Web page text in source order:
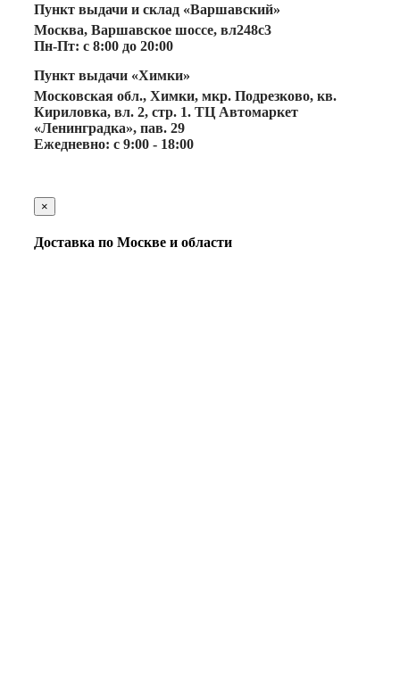
Пункт выдачи и склад «Варшавский»
Москва, Варшавское шоссе, вл248с3
Пн-Пт: с 8:00 до 20:00
Пункт выдачи «Химки»
Московская обл., Химки, мкр. Подрезково, кв.
Кириловка, вл. 2, стр. 1. ТЦ Автомаркет
«Ленинградка», пав. 29
Ежедневно: с 9:00 - 18:00
×
Доставка по Москве и области